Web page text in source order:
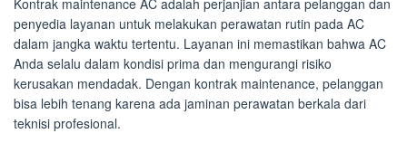
Kontrak maintenance AC adalah perjanjian antara pelanggan dan
penyedia layanan untuk melakukan perawatan rutin pada AC
dalam jangka waktu tertentu. Layanan ini memastikan bahwa AC
Anda selalu dalam kondisi prima dan mengurangi risiko
kerusakan mendadak. Dengan kontrak maintenance, pelanggan
bisa lebih tenang karena ada jaminan perawatan berkala dari
teknisi profesional.